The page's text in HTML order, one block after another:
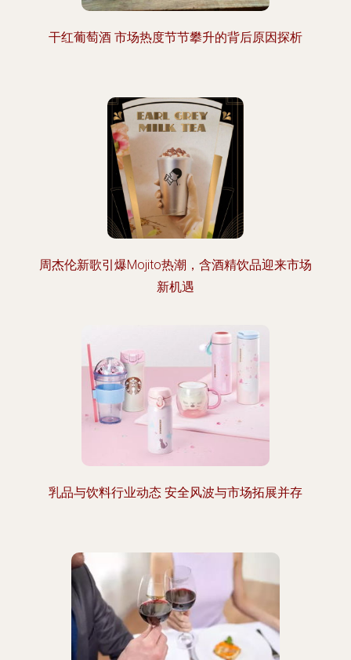
干红葡萄酒 市场热度节节攀升的背后原因探析
周杰伦新歌引爆Mojito热潮，含酒精饮品迎来市场
新机遇
乳品与饮料行业动态 安全风波与市场拓展并存